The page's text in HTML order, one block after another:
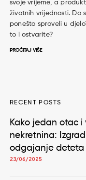
svoje vrijeme, a
životnih vrijednosti. Do
ponešto sproveli u
to i ostvarite?
PROČITAJ VIŠE
RECENT POSTS
Kako jedan otac
nekretnina:
odgajanje deteta
23/06/2025